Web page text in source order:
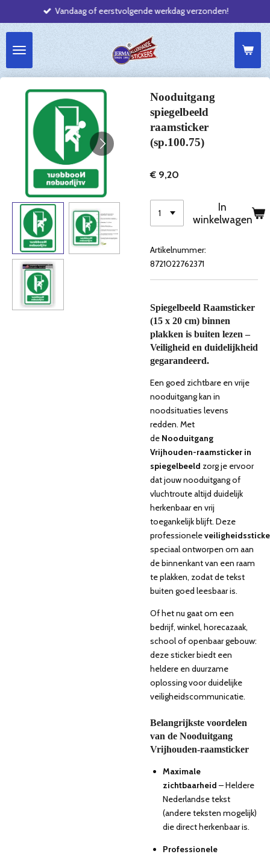
direct
de
hoofdinhoud
Vandaag of eerstvolgende werkdag verzonden!
Nooduitgang
spiegelbeeld
raamsticker
(sp.100.75)
€ 9,20
In
winkelwagen
Artikelnummer:
8721022762371
Spiegelbeeld Raamsticker
(15 x 20 cm) binnen
plakken is buiten lezen –
Veiligheid en duidelijkheid
gegarandeerd.
Een goed zichtbare en vrije
nooduitgang kan in
noodsituaties levens
redden. Met
de Nooduitgang
Vrijhouden-raamsticker in
spiegelbeeld zorg je ervoor
dat jouw nooduitgang of
vluchtroute altijd duidelijk
herkenbaar en vrij
toegankelijk blijft. Deze
professionele
speciaal ontworpen om aan
de binnenkant van een raam
te plakken, zodat de tekst
buiten goed leesbaar is.
Of het nu gaat om een
bedrijf, winkel, horecazaak,
school of openbaar gebouw:
deze sticker biedt een
heldere en duurzame
oplossing voor duidelijke
veiligheidscommunicatie.
Belangrijkste voordelen
van de Nooduitgang
Vrijhouden-raamsticker
Maximale
zichtbaarheid – Heldere
Nederlandse tekst
(andere teksten mogelijk)
die direct herkenbaar is.
Professionele